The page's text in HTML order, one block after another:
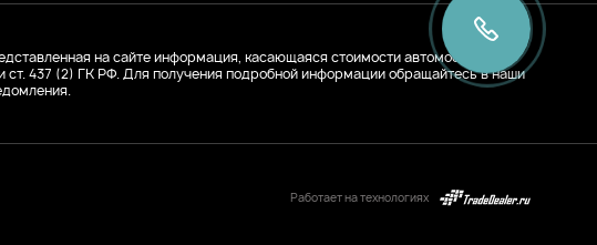
на сайте информация, касающаяся стоимости автомобилей и
437 (2) ГК РФ. Для получения подробной информации обращайтесь в наши
Работает на технологиях